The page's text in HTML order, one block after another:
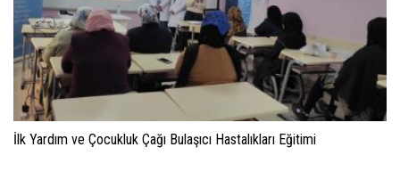
İlk Yardım ve Çocukluk Çağı Bulaşıcı Hastalıkları Eğitimi